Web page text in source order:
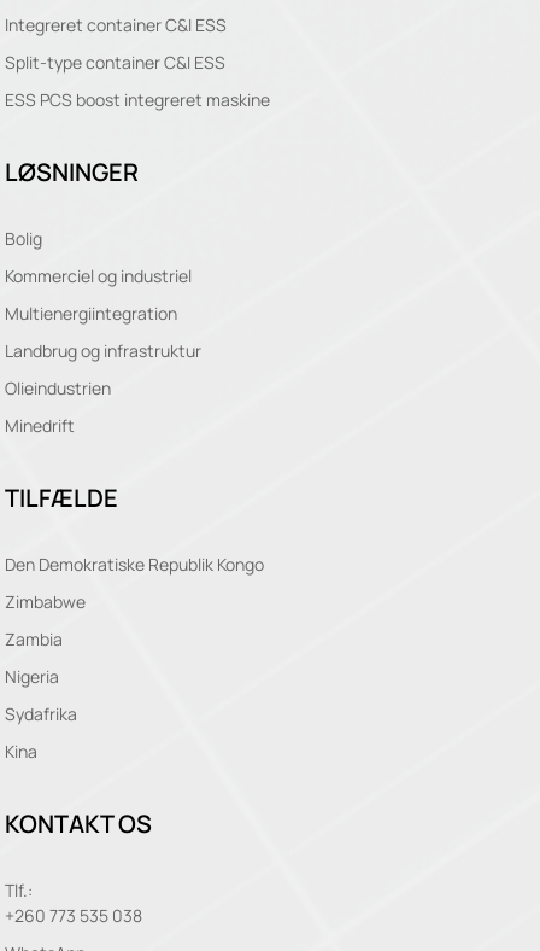
Integreret container C&I ESS
Split-type container C&I ESS
ESS PCS boost integreret maskine
LØSNINGER
Bolig
Kommerciel og industriel
Multienergiintegration
Landbrug og infrastruktur
Olieindustrien
Minedrift
TILFÆLDE
Den Demokratiske Republik Kongo
Zimbabwe
Zambia
Nigeria
Sydafrika
Kina
KONTAKT OS
Tlf.:
+260 773 535 038